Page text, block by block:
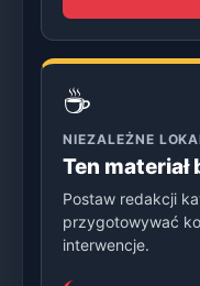
☕
NIEZALEŻNE
Ten materiał
Postaw redakcji
przygotowywać
interwencje.